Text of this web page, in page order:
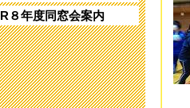
R８年度同窓会案内
保
研